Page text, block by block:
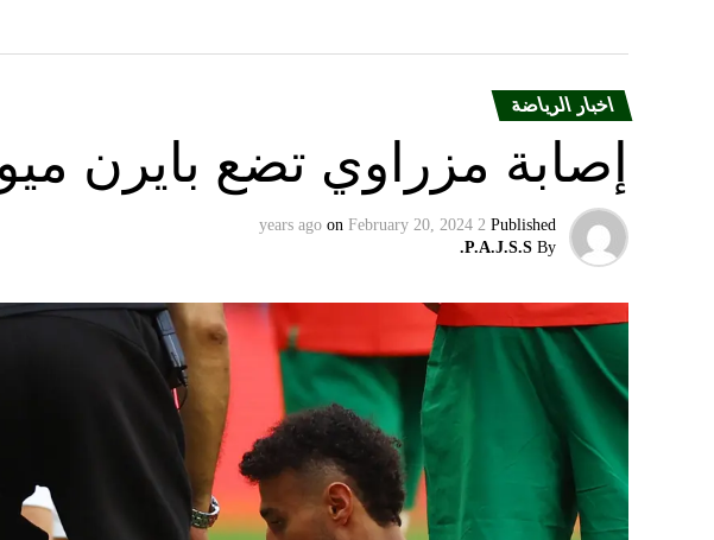
اخبار الرياضة
إصابة مزراوي تضع بايرن
Published
2 years ago
on February 20, 2024
By
P.A.J.S.S.